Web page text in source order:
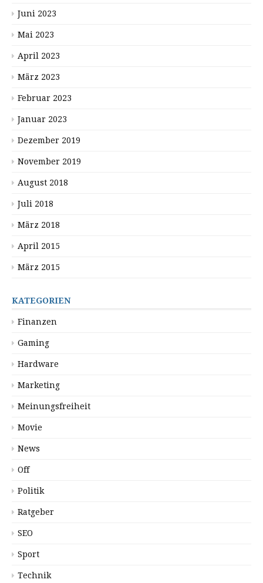
Juni 2023
Mai 2023
April 2023
März 2023
Februar 2023
Januar 2023
Dezember 2019
November 2019
August 2018
Juli 2018
März 2018
April 2015
März 2015
KATEGORIEN
Finanzen
Gaming
Hardware
Marketing
Meinungsfreiheit
Movie
News
Off
Politik
Ratgeber
SEO
Sport
Technik